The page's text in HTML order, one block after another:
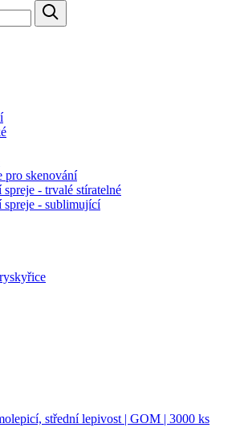
pro skenování
- trvalé stíratelné
spreje - sublimující
střední lepivost | GOM | 3000 ks